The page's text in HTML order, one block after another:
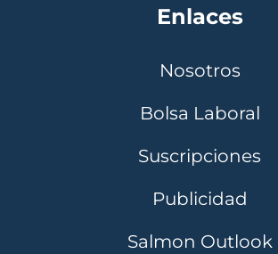
Enlaces
Nosotros
Bolsa Laboral
Suscripciones
Publicidad
Salmon Outlook